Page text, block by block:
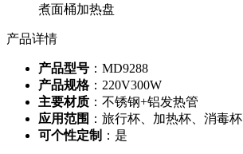
煮面桶加热盘
产品详情
产品型号 ：MD9288
产品规格：220V300W
主要材质 ：不锈钢+铝发热管
应用范围 ：旅行杯、加热杯、消毒杯
可个性定制 ：是